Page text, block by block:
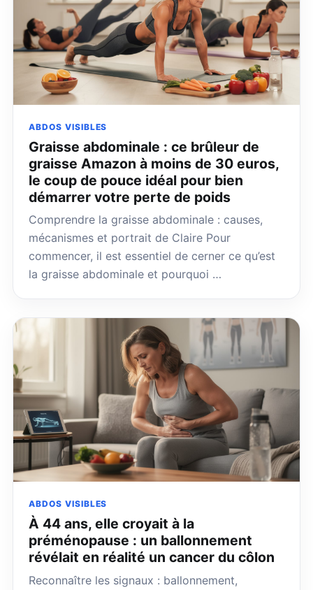
ABDOS VISIBLES
Graisse abdominale : ce brûleur de
graisse Amazon à moins de 30 euros,
le coup de pouce idéal pour bien
démarrer votre perte de poids
Comprendre la graisse abdominale : causes,
mécanismes et portrait de Claire Pour
commencer, il est essentiel de cerner ce qu’est
la graisse abdominale et pourquoi …
ABDOS VISIBLES
À 44 ans, elle croyait à la
préménopause : un ballonnement
révélait en réalité un cancer du côlon
Reconnaître les signaux : ballonnement,